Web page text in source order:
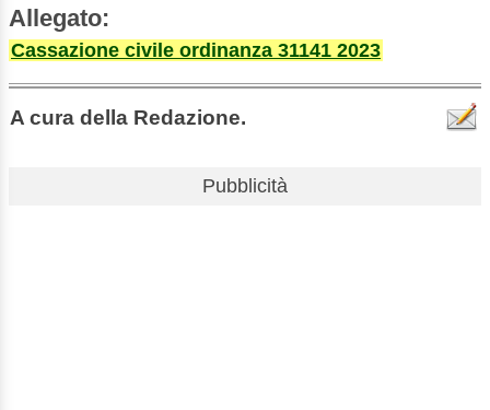
Allegato:
Cassazione civile ordinanza 31141 2023
A cura della Redazione.
Pubblicità